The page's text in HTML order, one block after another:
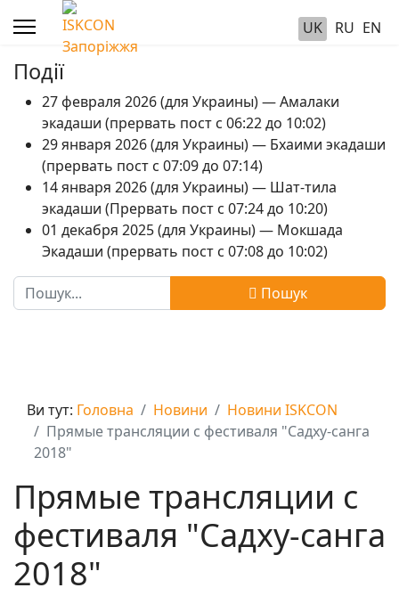
UK RU EN
Події
27 февраля 2026 (для Украины) — Амалаки
экадаши (прервать пост с 06:22 до 10:02)
29 января 2026 (для Украины) — Бхаими экадаши
(прервать пост с 07:09 до 07:14)
14 января 2026 (для Украины) — Шат-тила
экадаши (Прервать пост с 07:24 до 10:20)
01 декабря 2025 (для Украины) — Мокшада
Экадаши (прервать пост с 07:08 до 10:02)
Пошук
Пошук
Ви тут: Головна Новини
Новини ISKCON
Прямые трансляции с фестиваля "Садху-санга
2018"
Прямые трансляции с
фестиваля "Садху-санга
2018"